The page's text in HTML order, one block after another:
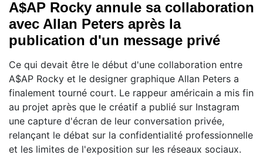
A$AP Rocky annule sa collaboration
avec Allan Peters après la
publication d'un message privé
Ce qui devait être le début d'une collaboration entre
A$AP Rocky et le designer graphique Allan Peters a
finalement tourné court. Le rappeur américain a mis fin
au projet après que le créatif a publié sur Instagram
une capture d'écran de leur conversation privée,
relançant le débat sur la confidentialité professionnelle
et les limites de l'exposition sur les réseaux sociaux.